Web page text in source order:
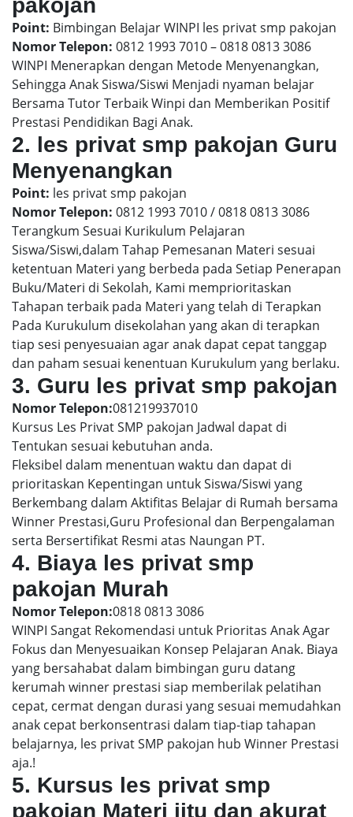
pakojan
Point: Bimbingan Belajar WINPI les privat smp pakojan
Nomor Telepon: 0812 1993 7010 – 0818 0813 3086
WINPI Menerapkan dengan Metode Menyenangkan,
Sehingga Anak Siswa/Siswi Menjadi nyaman belajar
Bersama Tutor Terbaik Winpi dan Memberikan Positif
Prestasi Pendidikan Bagi Anak.
2. les privat smp pakojan Guru
Menyenangkan
Point: les privat smp pakojan
Nomor Telepon: 0812 1993 7010 / 0818 0813 3086
Terangkum Sesuai Kurikulum Pelajaran
Siswa/Siswi,dalam Tahap Pemesanan Materi sesuai
ketentuan Materi yang berbeda pada Setiap Penerapan
Buku/Materi di Sekolah, Kami memprioritaskan
Tahapan terbaik pada Materi yang telah di Terapkan
Pada Kurukulum disekolahan yang akan di terapkan
tiap sesi penyesuaian agar anak dapat cepat tanggap
dan paham sesuai kenentuan Kurukulum yang berlaku.
3. Guru les privat smp pakojan
Nomor Telepon:081219937010
Kursus Les Privat SMP pakojan Jadwal dapat di
Tentukan sesuai kebutuhan anda.
Fleksibel dalam menentuan waktu dan dapat di
prioritaskan Kepentingan untuk Siswa/Siswi yang
Berkembang dalam Aktifitas Belajar di Rumah bersama
Winner Prestasi,Guru Profesional dan Berpengalaman
serta Bersertifikat Resmi atas Naungan PT.
4. Biaya les privat smp
pakojan Murah
Nomor Telepon:0818 0813 3086
WINPI Sangat Rekomendasi untuk Prioritas Anak Agar
Fokus dan Menyesuaikan Konsep Pelajaran Anak. Biaya
yang bersahabat dalam bimbingan guru datang
kerumah winner prestasi siap memberilak pelatihan
cepat, cermat dengan durasi yang sesuai memudahkan
anak cepat berkonsentrasi dalam tiap-tiap tahapan
belajarnya, les privat SMP pakojan hub Winner Prestasi
aja.!
5. Kursus les privat smp
pakojan Materi jitu dan akurat